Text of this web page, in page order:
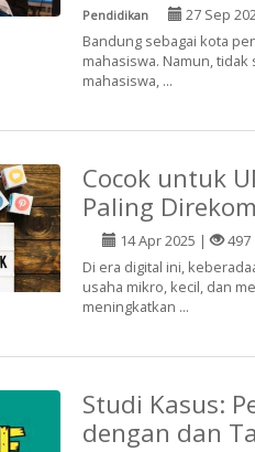
Pendidikan 27 Sep
Bandung sebagai kota
mahasiswa. Namun,
mahasiswa, ...
Cocok untuk
Paling
14 Apr 2025 | 497
Di era digital ini,
usaha mikro, kecil, dan
meningkatkan ...
Studi Kasus:
dengan dan